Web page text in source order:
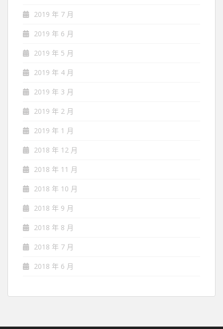
2019 年 7 月
2019 年 6 月
2019 年 5 月
2019 年 4 月
2019 年 3 月
2019 年 2 月
2019 年 1 月
2018 年 12 月
2018 年 11 月
2018 年 10 月
2018 年 9 月
2018 年 8 月
2018 年 7 月
2018 年 6 月